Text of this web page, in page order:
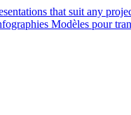
that suit any
Modèles pour